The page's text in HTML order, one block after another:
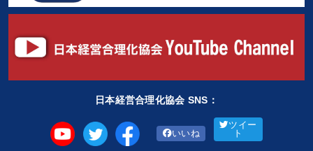
日本経営合理化協会 SNS：
いいね
ツイー
ト